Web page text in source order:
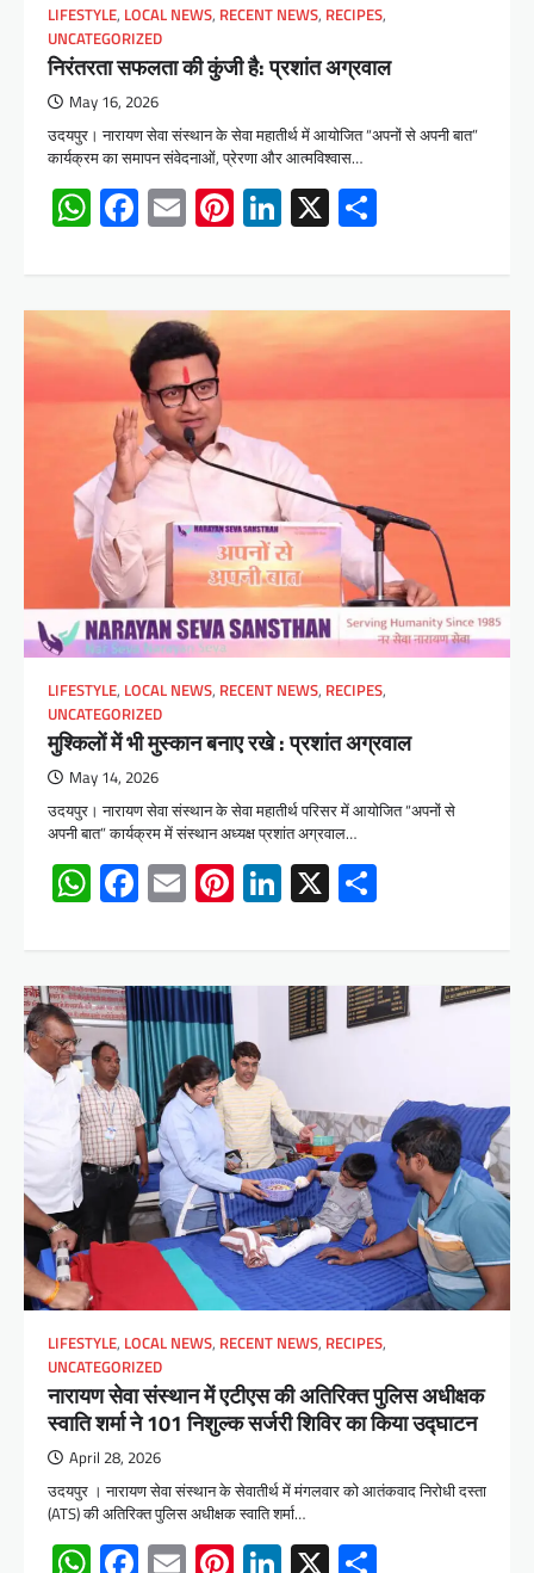
LIFESTYLE, LOCAL NEWS, RECENT NEWS, RECIPES,
UNCATEGORIZED
निरंतरता सफलता की कुंजी है: प्रशांत अग्रवाल
May 16, 2026
उदयपुर। नारायण सेवा संस्थान के सेवा महातीर्थ में आयोजित “अपनों से अपनी बात”
कार्यक्रम का समापन संवेदनाओं, प्रेरणा और आत्मविश्वास…
WhatsApp
Facebook
EmailPinterest
LinkedIn
X
LIFESTYLE, LOCAL NEWS, RECENT NEWS, RECIPES,
UNCATEGORIZED
मुश्किलों में भी मुस्कान बनाए रखे : प्रशांत अग्रवाल
May 14, 2026
उदयपुर। नारायण सेवा संस्थान के सेवा महातीर्थ परिसर में आयोजित “अपनों से
अपनी बात” कार्यक्रम में संस्थान अध्यक्ष प्रशांत अग्रवाल…
WhatsApp
Facebook
EmailPinterest
LinkedIn
X
LIFESTYLE, LOCAL NEWS, RECENT NEWS, RECIPES,
UNCATEGORIZED
नारायण सेवा संस्थान में एटीएस की अतिरिक्त पुलिस अधीक्षक
स्वाति शर्मा ने 101 निशुल्क सर्जरी शिविर का किया उद्घाटन
April 28, 2026
उदयपुर । नारायण सेवा संस्थान के सेवातीर्थ में मंगलवार को आतंकवाद निरोधी दस्ता
(ATS) की अतिरिक्त पुलिस अधीक्षक स्वाति शर्मा…